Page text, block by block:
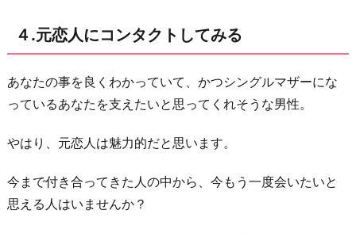
４.元恋人にコンタクトしてみる
あなたの事を良くわかっていて、かつシングルマザーにな
っているあなたを支えたいと思ってくれそうな男性。
やはり、元恋人は魅力的だと思います。
今まで付き合ってきた人の中から、今もう一度会いたいと
思える人はいませんか？